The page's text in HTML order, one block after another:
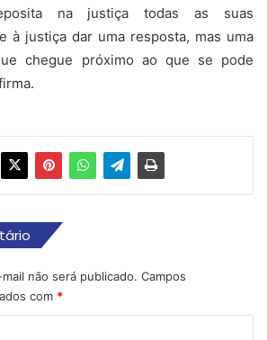
na justiça todas as suas
à justiça dar uma resposta, mas uma
chegue próximo ao que se pode
não será publicado. Campos
com *